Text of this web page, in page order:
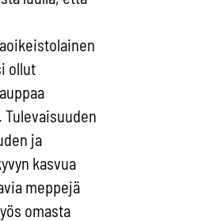
ollut
Tulevaisuuden
ja
kasvua
meppejä
omasta